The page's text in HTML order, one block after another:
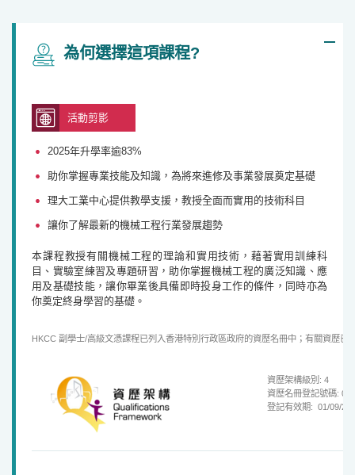
為何選擇這項課程?
定基礎
活動剪影
2025年升學率逾83%
助你掌握專業技能及知識，為將來進修及事業發展奠定基礎
理大工業中心提供教學支援，教授全面而實用的技術科目
讓你了解最新的機械工程行業發展趨勢
本課程教授有關機械工程的理論和實用技術 ， 藉著實用訓練科
目 、 實驗室練習及專題研習 ， 助你掌握機械工程的廣泛知識 、 應
用及基礎技能 ，讓你畢業後具備即時投身工作的條件 ， 同時亦為
你奠定終身學習的基礎 。
HKCC 副學士/高級文憑課程已列入香港特別行政區政府的資歷名冊中；有關資歷
資歷架構級別: 4
資歷名冊登記號碼:
登記有效期: 01/09/